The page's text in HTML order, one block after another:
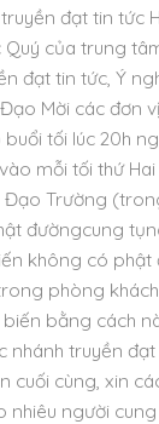
đạt tin tức
Quý của trung
đạt tin tức, Ý
Mời các đơn
tối lúc 20h
mỗi tối thứ
Trường
đườngcung
không có
phòng
biến bằng cách
nhánh truyền
cuối cùng, xin
người